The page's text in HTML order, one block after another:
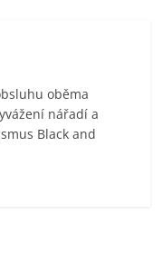
oběma
nářadí a
Black and